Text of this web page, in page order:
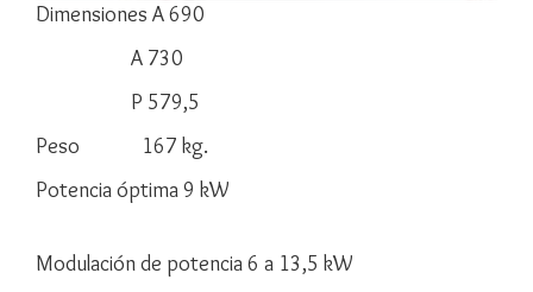
Dimensiones A 690
A 730
P 579,5
Peso 167 kg.
Potencia óptima 9 kW
Modulación de potencia 6 a 13,5 kW